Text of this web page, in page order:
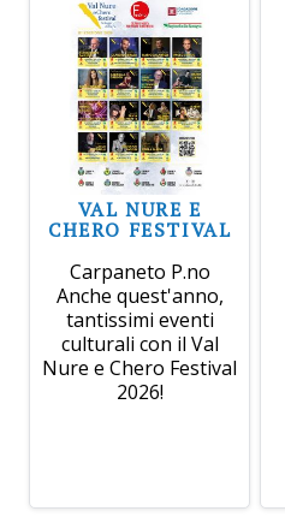
VAL NURE E
CHERO FESTIVAL
Carpaneto P.no
Anche quest'anno,
tantissimi eventi
culturali con il Val
Nure e Chero Festival
2026!